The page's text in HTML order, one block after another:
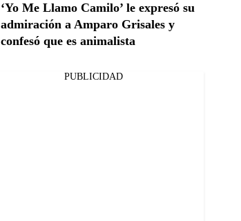
‘Yo Me Llamo Camilo’ le expresó su
admiración a Amparo Grisales y
confesó que es animalista
PUBLICIDAD